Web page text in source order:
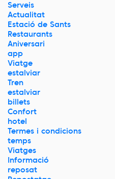
Serveis
Actualitat
Estació de Sants
Restaurants
Aniversari
app
Viatge
estalviar
Tren
estalviar
billets
Confort
hotel
Termes i condicions
temps
Viatges
Informació
reposat